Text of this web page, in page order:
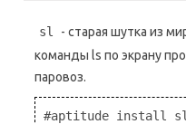
sl
- старая шутка из
команды ls по экрану
паровоз.
#aptitude install sl